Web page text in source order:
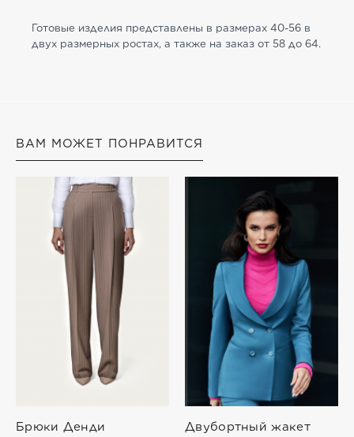
Готовые изделия представлены в размерах 40-56 в
двух размерных ростах, а также на заказ от 58 до 64.
ВАМ МОЖЕТ ПОНРАВИТСЯ
жакет Платье на бретелях Брюки